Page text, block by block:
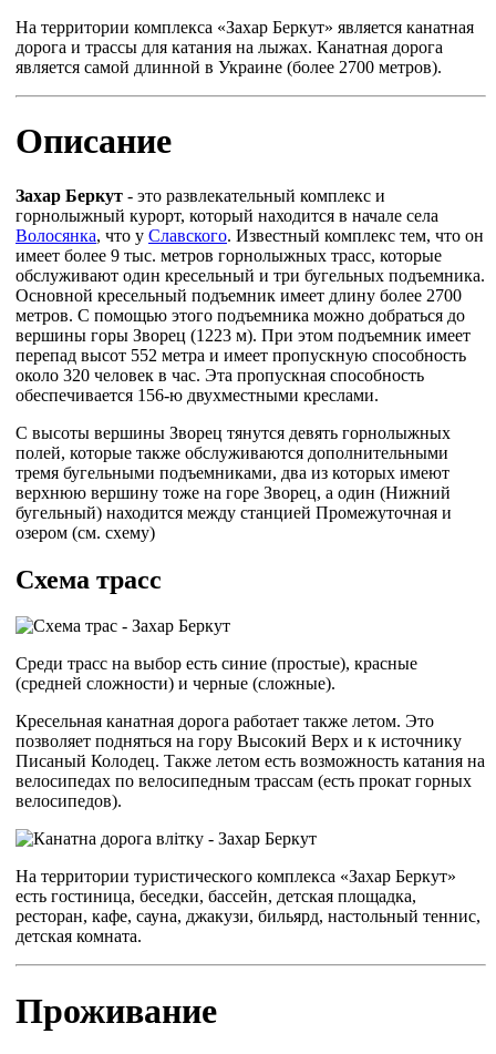
На территории комплекса «Захар Беркут» является канатная
дорога и трассы для катания на лыжах. Канатная дорога
является самой длинной в Украине (более 2700 метров).
Описание
Захар Беркут - это развлекательный комплекс и
горнолыжный курорт, который находится в начале села
Волосянка, что у Славского. Известный комплекс тем, что он
имеет более 9 тыс. метров горнолыжных трасс, которые
обслуживают один кресельный и три бугельных подъемника.
Основной кресельный подъемник имеет длину более 2700
метров. С помощью этого подъемника можно добраться до
вершины горы Зворец (1223 м). При этом подъемник имеет
перепад высот 552 метра и имеет пропускную способность
около 320 человек в час. Эта пропускная способность
обеспечивается 156-ю двухместными креслами.
С высоты вершины Зворец тянутся девять горнолыжных
полей, которые также обслуживаются дополнительными
тремя бугельными подъемниками, два из которых имеют
верхнюю вершину тоже на горе Зворец, а один (Нижний
бугельный) находится между станцией Промежуточная и
озером (см. схему)
Схема трасс
Среди трасс на выбор есть синие (простые), красные
(средней сложности) и черные (сложные).
Кресельная канатная дорога работает также летом. Это
позволяет подняться на гору Высокий Верх и к источнику
Писаный Колодец. Также летом есть возможность катания на
велосипедах по велосипедным трассам (есть прокат горных
велосипедов).
На территории туристического комплекса «Захар Беркут»
есть гостиница, беседки, бассейн, детская площадка,
ресторан, кафе, сауна, джакузи, бильярд, настольный теннис,
детская комната.
Проживание